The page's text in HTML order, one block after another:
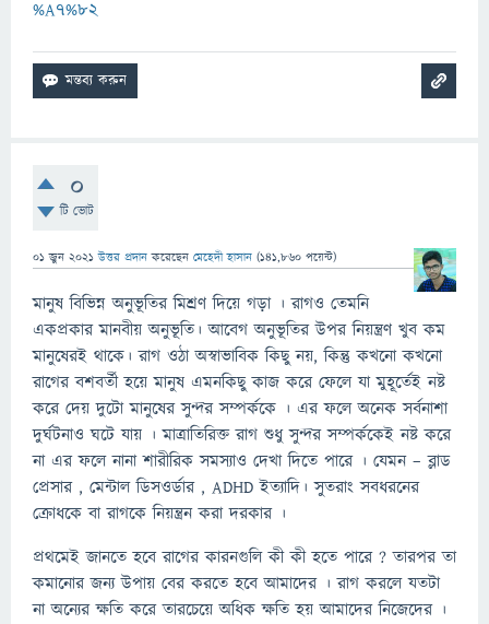
%A7%82
0
টি ভোট
01 জুন 2021 উত্তর প্রদান করেছেন মেহেদী হাসান (141,860 পয়েন্ট)
মানুষ বিভিন্ন অনুভূতির মিশ্রণ দিয়ে গড়া । রাগও তেমনি
একপ্রকার মানবীয় অনুভূতি। আবেগ অনুভূতির উপর নিয়ন্ত্রণ খুব কম
মানুষেরই থাকে। রাগ ওঠা অস্বাভাবিক কিছু নয়, কিন্তু কখনো কখনো
রাগের বশবর্তী হয়ে মানুষ এমনকিছু কাজ করে ফেলে যা মুহূর্তেই নষ্ট
করে দেয় দুটো মানুষের সুন্দর সম্পর্ককে । এর ফলে অনেক সর্বনাশা
দুর্ঘটনাও ঘটে যায় । মাত্রাতিরিক্ত রাগ শুধু সুন্দর সম্পর্ককেই নষ্ট করে
না এর ফলে নানা শারীরিক সমস্যাও দেখা দিতে পারে । যেমন – ব্লাড
প্রেসার , মেন্টাল ডিসওর্ডার , ADHD ইত্যাদি। সুতরাং সবধরনের
ক্রোধকে বা রাগকে নিয়ন্ত্রন করা দরকার ।
প্রথমেই জানতে হবে রাগের কারনগুলি কী কী হতে পারে ? তারপর তা
কমানোর জন্য উপায় বের করতে হবে আমাদের । রাগ করলে যতটা
না অন্যের ক্ষতি করে তারচেয়ে অধিক ক্ষতি হয় আমাদের নিজেদের ।